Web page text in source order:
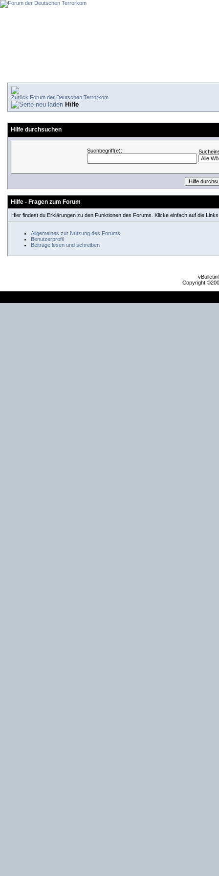
Forum der Deutschen Terrorkom
Hilfe
Hilfe durchsuchen
Suchbegriff(e):
Hilfe - Fragen zum Forum
Hier findest du Erklärungen zu den Funktionen des Forums. Klicke einfach auf die
Allgemeines zur Nutzung des Forums
Benutzerprofil
Beiträge lesen und schreiben
Copyright